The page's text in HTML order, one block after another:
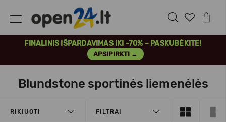
FINALINIS IŠPARDAVIMAS IKI -70% – PASKUBĖKITE!
APSIPIRKTI →
Blundstone sportinės liemenėlės
RIKIUOTI FILTRAI